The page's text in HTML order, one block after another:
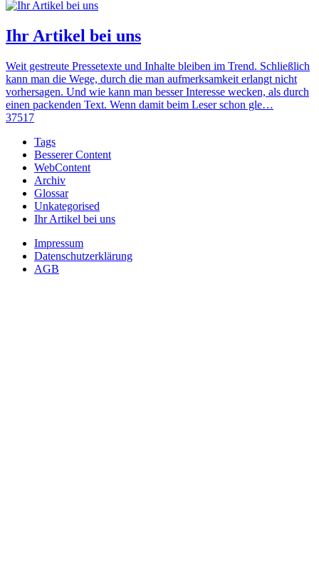
Ihr Artikel bei uns
Weit gestreute Pressetexte und Inhalte bleiben im Trend. Schließlich
kann man die Wege, durch die man aufmerksamkeit erlangt nicht
vorhersagen. Und wie kann man besser Interesse wecken, als durch
einen packenden Text. Wenn damit beim Leser schon gle…
37517
Tags
Besserer Content
WebContent
Archiv
Glossar
Unkategorised
Ihr Artikel bei uns
Impressum
Datenschutzerklärung
AGB